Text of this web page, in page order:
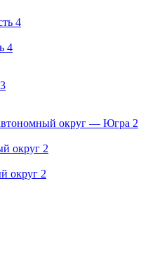
4
4
3
округ — Югра 2
округ 2
округ 2